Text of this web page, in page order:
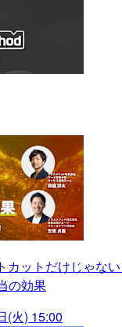
カットだけじゃな
の効果
(火) 15:00